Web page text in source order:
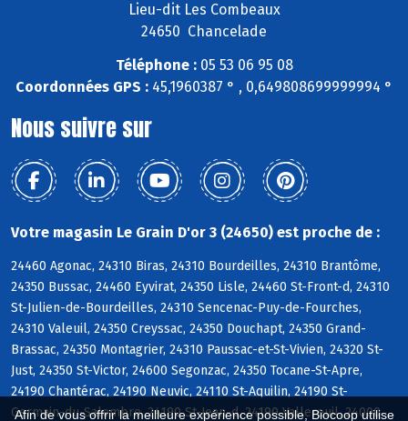
Afin de vous offrir la meilleure expérience possible, Biocoop utilise
Lieu-dit Les Combeaux
24650 Chancelade
Téléphone :05 53 06 95 08
Coordonnées GPS : 45,1960387 ° , 0,649808699999994 °
Nous suivre sur
Votre magasin Le Grain D'or 3 (24650) est proche de :
24460 Agonac, 24310 Biras, 24310 Bourdeilles, 24310 Brantôme,
24350 Bussac, 24460 Eyvirat, 24350 Lisle, 24460 St-Front-d, 24310
St-Julien-de-Bourdeilles, 24310 Sencenac-Puy-de-Fourches,
24310 Valeuil, 24350 Creyssac, 24350 Douchapt, 24350 Grand-
Brassac, 24350 Montagrier, 24310 Paussac-et-St-Vivien, 24320 St-
Just, 24350 St-Victor, 24600 Segonzac, 24350 Tocane-St-Apre,
24190 Chantérac, 24190 Neuvic, 24110 St-Aquilin, 24190 St-
Germain-du-Salembre, 24190 St-Jean-d, 24190 Vallereuil, 24000